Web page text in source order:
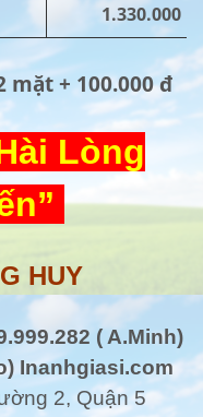
1.330.000
+ 100.000 đ
Lòng
HUY
( A.Minh)
Inanhgiasi.com
2, Quận 5